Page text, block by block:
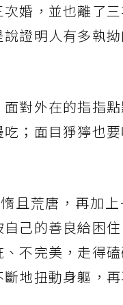
婚，並也離了
證明人有多執
對外在的指指
；面目猙獰也
且荒唐，再加
己的善良給困
不完美，走得
地扭動身軀，